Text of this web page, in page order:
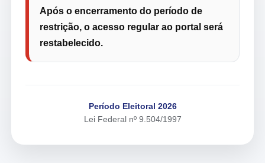
Após o encerramento do período de
restrição, o acesso regular ao portal será
restabelecido.
Período Eleitoral 2026
Lei Federal nº 9.504/1997